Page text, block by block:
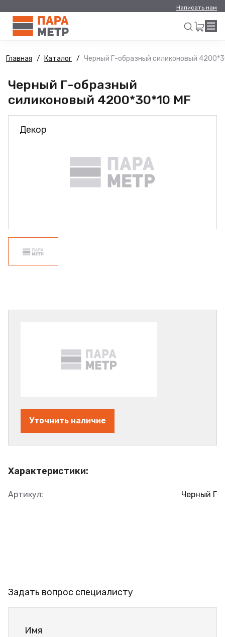
Написать нам
Искать
Главная Каталог Черный Г-образный силиконовый
Черный Г-образный
силиконовый 4200*30*10 MF
Декор
Характеристики:
Артикул: Черный Г
Уточнить наличие
Задать вопрос специалисту
Имя